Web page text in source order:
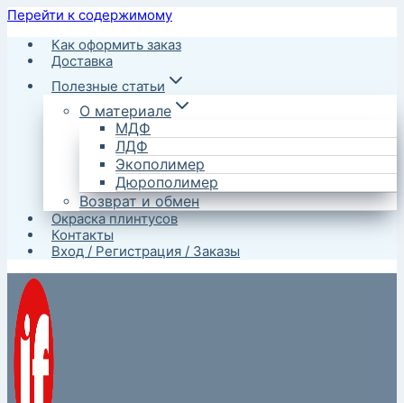
Перейти к содержимому
Как оформить заказ
Доставка
Полезные статьи
О материале
МДФ
ЛДФ
Экополимер
Дюрополимер
Возврат и обмен
Окраска плинтусов
Контакты
Вход / Регистрация / Заказы